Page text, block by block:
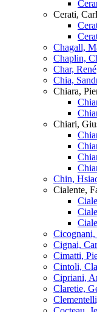
Cerati,
Chagall,
Chaplin,
Char, René
Chia,
Chiara,
Chiari,
Chin,
Cialente,
Cignai,
Cimatti,
Cintoli,
Cipriani,
Claretie,